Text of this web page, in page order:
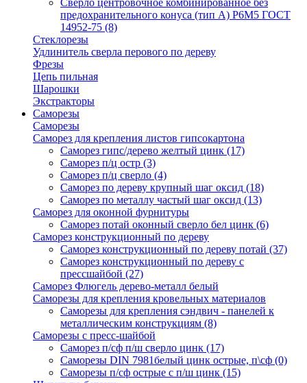
Сверло центровочное комбинированное без
предохранительного конуса (тип А) Р6М5 ГОСТ
14952-75 (8)
Стеклорезы
Удлинитель сверла перового по дереву
Фрезы
Цепь пильная
Шарошки
Экстракторы
Саморезы
Саморезы
Саморез для крепления листов гипсокартона
Саморез гипс/дерево желтый цинк (17)
Саморез п/ц остр (3)
Саморез п/ц сверло (4)
Саморез по дереву крупный шаг оксид (18)
Саморез по металлу частый шаг оксид (13)
Саморез для оконной фурнитуры
Саморез потай оконный сверло бел цинк (6)
Саморез конструкционный по дереву
Саморез конструкционный по дереву потай (37)
Саморез конструкционный по дереву с
прессшайбой (27)
Саморез Флюгель дерево-металл белый
Саморезы для крепления кровельных материалов
Саморезы для крепления сэндвич - панелей к
металлическим конструкциям (8)
Саморезы с пресс-шайбой
Саморез п/сф п/ш сверло цинк (17)
Саморезы DIN 7981белый цинк острые, п\сф (0)
Саморезы п/сф острые с п/ш цинк (15)